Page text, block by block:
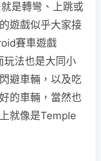
是轉彎、上跳或
遊戲似乎大家接
賽車遊戲
玩法也是大同小
避車輛，以及吃
的車輛，當然也
就像是Temple